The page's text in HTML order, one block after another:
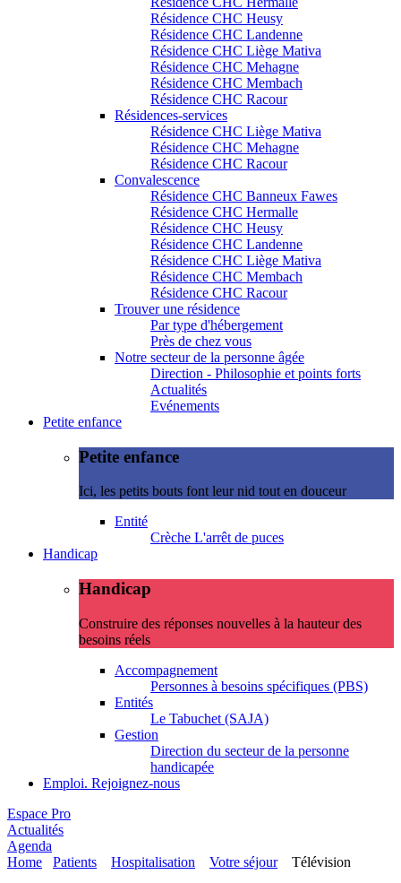
Résidence CHC Heusy
Résidence CHC Landenne
Résidence CHC Liège Mativa
Résidence CHC Mehagne
Résidence CHC Membach
Résidence CHC Racour
Résidences-services
Résidence CHC Liège Mativa
Résidence CHC Mehagne
Résidence CHC Racour
Convalescence
Résidence CHC Banneux Fawes
Résidence CHC Hermalle
Résidence CHC Heusy
Résidence CHC Landenne
Résidence CHC Liège Mativa
Résidence CHC Membach
Résidence CHC Racour
Trouver une résidence
Par type d'hébergement
Près de chez vous
Notre secteur de la personne âgée
Direction - Philosophie et points forts
Actualités
Evénements
Petite enfance
Petite enfance
Ici, les petits bouts font leur nid tout en douceur
Entité
Crèche L'arrêt de puces
Handicap
Handicap
Construire des réponses nouvelles à la hauteur des
besoins réels
Accompagnement
Personnes à besoins spécifiques (PBS)
Entités
Le Tabuchet (SAJA)
Gestion
Direction du secteur de la personne
handicapée
Emploi. Rejoignez-nous
Espace Pro
Actualités
Agenda
Home
Patients Hospitalisation Votre séjour Télévision